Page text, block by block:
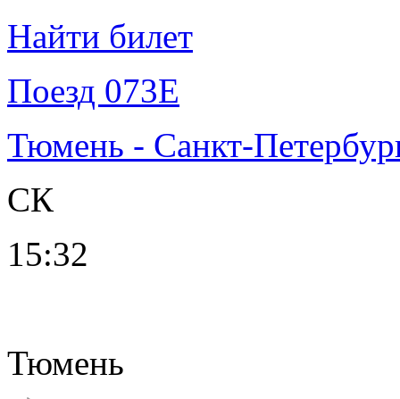
Найти билет
Поезд 073Е
Тюмень - Санкт-
СК
15:32
Тюмень